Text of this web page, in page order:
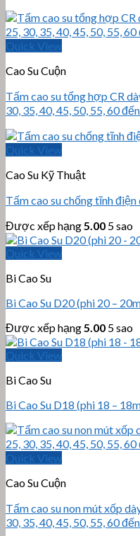
Quick View
Cao Su Cuộn
Tấm cao su tổng hợp CR
30, 35, 40, 45, 50, 55, 60
Quick View
Cao Su Kỹ Thuật
Tấm cao su chống tĩnh điện
Được xếp hạng 5.00 5 sao
Quick View
Bi Cao Su
Bi Cao Su D20 (phi 20 –
Được xếp hạng 5.00 5 sao
Quick View
Bi Cao Su
Bi Cao Su D18 (phi 18 –
Quick View
Cao Su Cuộn
Tấm cao su non mút xốp
30, 35, 40, 45, 50, 55, 60